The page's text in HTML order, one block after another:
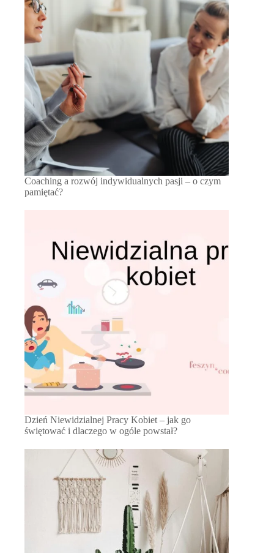
Coaching a rozwój indywidualnych pasji – o czym
pamiętać?
Dzień Niewidzialnej Pracy Kobiet – jak go
świętować i dlaczego w ogóle powstał?